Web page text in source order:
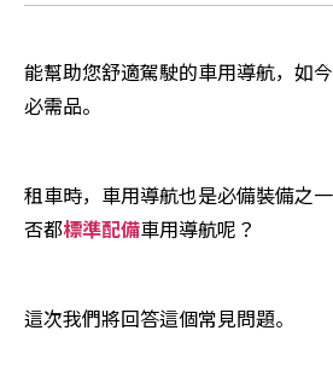
能幫助您舒適駕駛的車用導航，如
必需品。
租車時，車用導航也是必備裝備之
否都標準配備車用導航呢？
這次我們將回答這個常見問題。